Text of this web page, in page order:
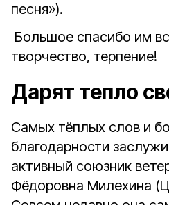
песня»).
Большое спасибо им
творчество, терпение!
Дарят тепло
Самых тёплых слов и
благодарности
активный союзник
Фёдоровна Милехина